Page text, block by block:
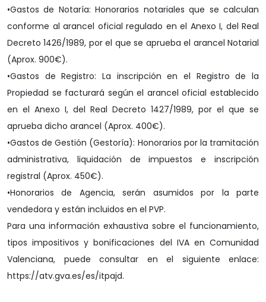
•Gastos de Notaría: Honorarios notariales que se calculan
conforme al arancel oficial regulado en el Anexo I, del Real
Decreto 1426/1989, por el que se aprueba el arancel Notarial
(Aprox. 900€).
•Gastos de Registro: La inscripción en el Registro de la
Propiedad se facturará según el arancel oficial establecido
en el Anexo I, del Real Decreto 1427/1989, por el que se
aprueba dicho arancel (Aprox. 400€).
•Gastos de Gestión (Gestoría): Honorarios por la tramitación
administrativa, liquidación de impuestos e inscripción
registral (Aprox. 450€).
•Honorarios de Agencia, serán asumidos por la parte
vendedora y están incluidos en el PVP.
Para una información exhaustiva sobre el funcionamiento,
tipos impositivos y bonificaciones del IVA en Comunidad
Valenciana, puede consultar en el siguiente enlace:
https://atv.gva.es/es/itpajd.